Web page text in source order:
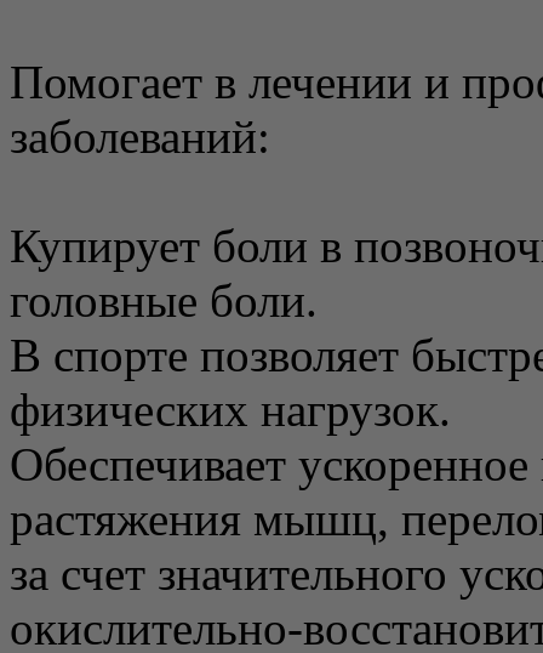
Помогает в лечении и
заболеваний:
Купирует боли в
головные боли.
В спорте позволяет
физических нагрузок.
Обеспечивает
растяжения мышц,
за счет значительного
окислительно-